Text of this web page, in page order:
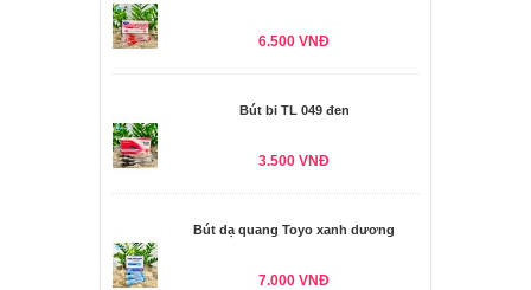
6.500 VNĐ
Bút bi TL 049 đen
3.500 VNĐ
Bút dạ quang Toyo xanh dương
7.000 VNĐ